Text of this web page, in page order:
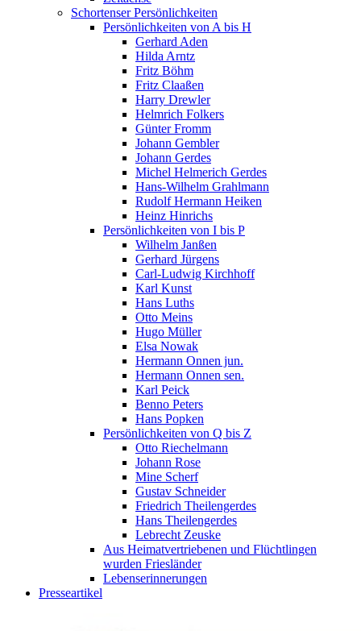
Schortenser Persönlichkeiten
Persönlichkeiten von A bis H
Gerhard Aden
Hilda Arntz
Fritz Böhm
Fritz Claaßen
Harry Drewler
Helmrich Folkers
Günter Fromm
Johann Gembler
Johann Gerdes
Michel Helmerich Gerdes
Hans-Wilhelm Grahlmann
Rudolf Hermann Heiken
Heinz Hinrichs
Persönlichkeiten von I bis P
Wilhelm Janßen
Gerhard Jürgens
Carl-Ludwig Kirchhoff
Karl Kunst
Hans Luths
Otto Meins
Hugo Müller
Elsa Nowak
Hermann Onnen jun.
Hermann Onnen sen.
Karl Peick
Benno Peters
Hans Popken
Persönlichkeiten von Q bis Z
Otto Riechelmann
Johann Rose
Mine Scherf
Gustav Schneider
Friedrich Theilengerdes
Hans Theilengerdes
Lebrecht Zeuske
Aus Heimatvertriebenen und Flüchtlingen
wurden Friesländer
Lebenserinnerungen
Presseartikel